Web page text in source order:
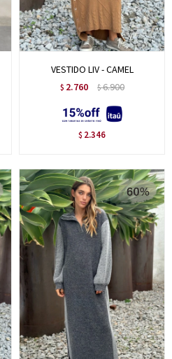
VESTIDO LIV - CAMEL
$ 2.760 $6.900
$ 2.346